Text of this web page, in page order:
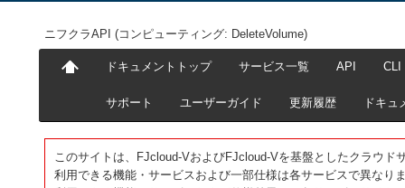
ニフクラAPI (コンピューティング: DeleteVolume)
ドキュメントトップ サービス一覧 API CLI
サポート ユーザーガイド 更新履歴 ドキュ
このサイトは、FJcloud-VおよびFJcloud-Vを基盤としたクラウド
利用できる機能・サービスおよび一部仕様は各サービスで異なり